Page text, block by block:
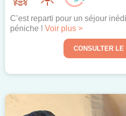
C’est reparti pour un séjour
péniche ! Voir plus >
CONSULTER LE